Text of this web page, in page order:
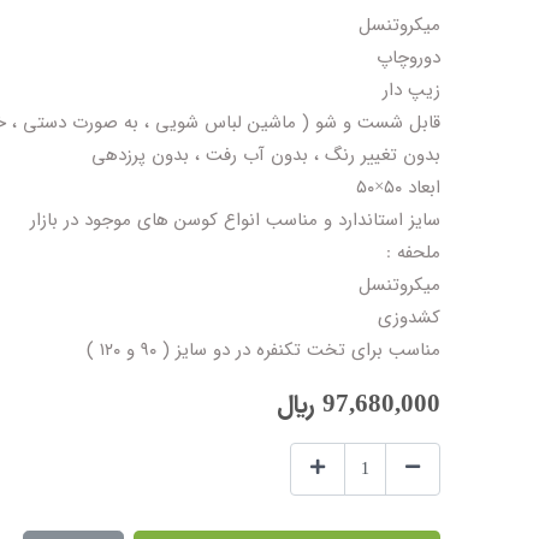
میکروتنسل
دوروچاپ
زیپ دار
قابل شست و شو ( ماشین لباس شویی ، به صورت دستی
بدون تغییر رنگ ، بدون آب رفت ، بدون پرزدهی
ابعاد ۵۰×۵۰
سایز استاندارد و مناسب انواع کوسن های موجود در بازار
ملحفه :
میکروتنسل
کشدوزی
مناسب برای تخت تکنفره در دو سایز ( ۹۰ و ۱۲۰ )
97,680,000 ﷼